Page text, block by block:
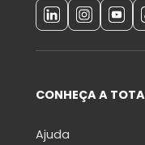
CONHEÇA A
Ajuda